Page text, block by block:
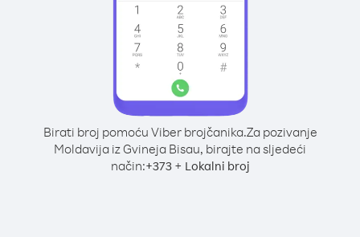
Birati broj pomoću Viber brojčanika.Za pozivanje
Moldavija iz Gvineja Bisau, birajte na sljedeći
način:+373+ Lokalni broj